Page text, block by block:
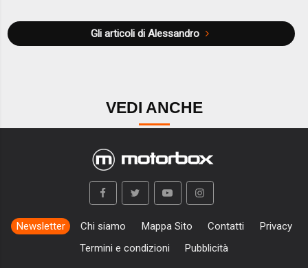
Gli articoli di Alessandro
VEDI ANCHE
Newsletter Chi siamo Mappa Sito Contatti
Privacy
Termini e condizioni
Pubblicità